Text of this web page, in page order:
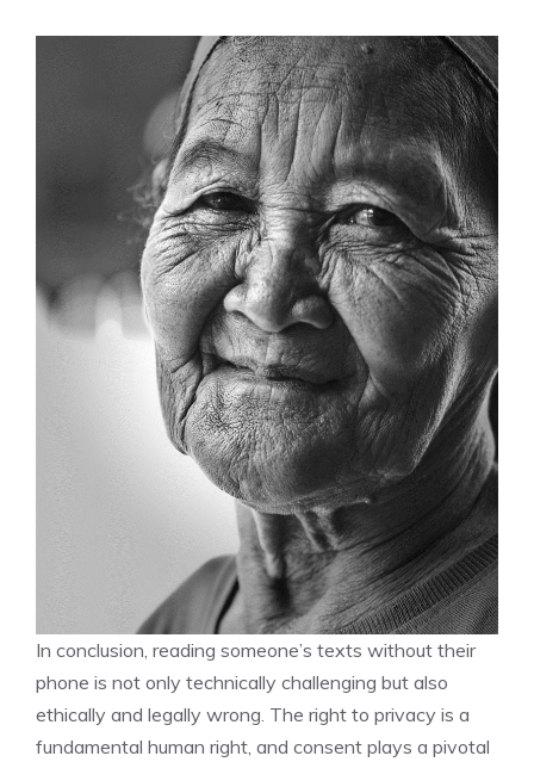
In conclusion, reading someone’s texts without their
phone is not only technically challenging but also
ethically and legally wrong. The right to privacy is a
fundamental human right, and consent plays a pivotal